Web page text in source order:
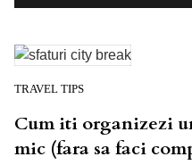
TRAVEL TIPS
Cum iti organizezi
mic (fara sa faci